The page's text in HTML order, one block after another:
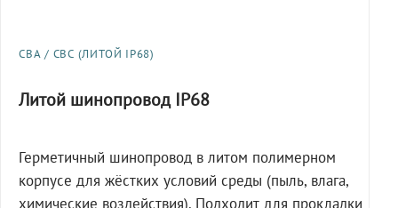
СВА / СВС (ЛИТОЙ IP68)
Литой шинопровод IP68
Герметичный шинопровод в литом полимерном
корпусе для жёстких условий среды (пыль, влага,
химические воздействия). Подходит для прокладки